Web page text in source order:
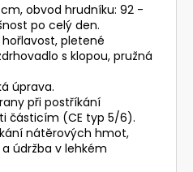
cm, obvod hrudníku: 92 -
po celý den.
pletené
s klopou, pružná
úprava.
při postříkání
částicím (CE typ 5/6).
nátěrových hmot,
údržba v lehkém